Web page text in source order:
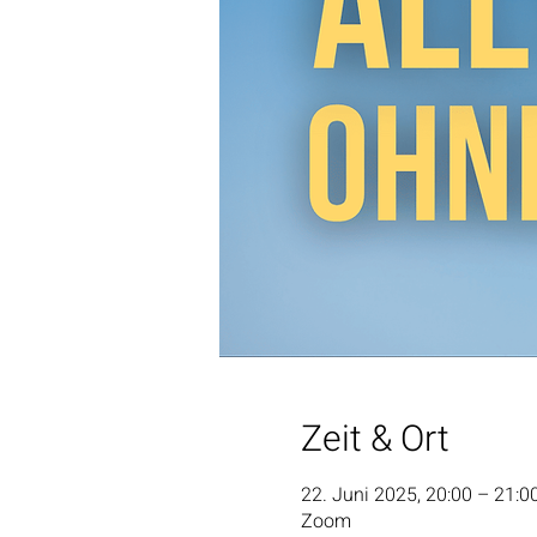
Zeit & Ort
22. Juni 2025, 20:00 –
Zoom